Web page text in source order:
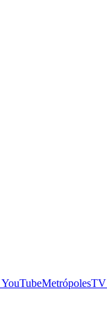
YouTubeMetrópolesTV